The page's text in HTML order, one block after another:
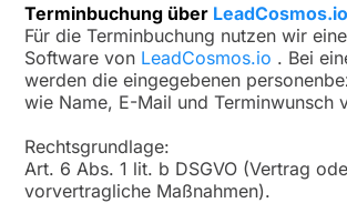
Terminbuchung über LeadCosmos.io
Für die Terminbuchung nutzen wir
Software von LeadCosmos.io . Bei
werden die eingegebenen
wie Name, E-Mail und Terminwunsch
Rechtsgrundlage:
Art. 6 Abs. 1 lit. b DSGVO (Vertrag
vorvertragliche Maßnahmen).